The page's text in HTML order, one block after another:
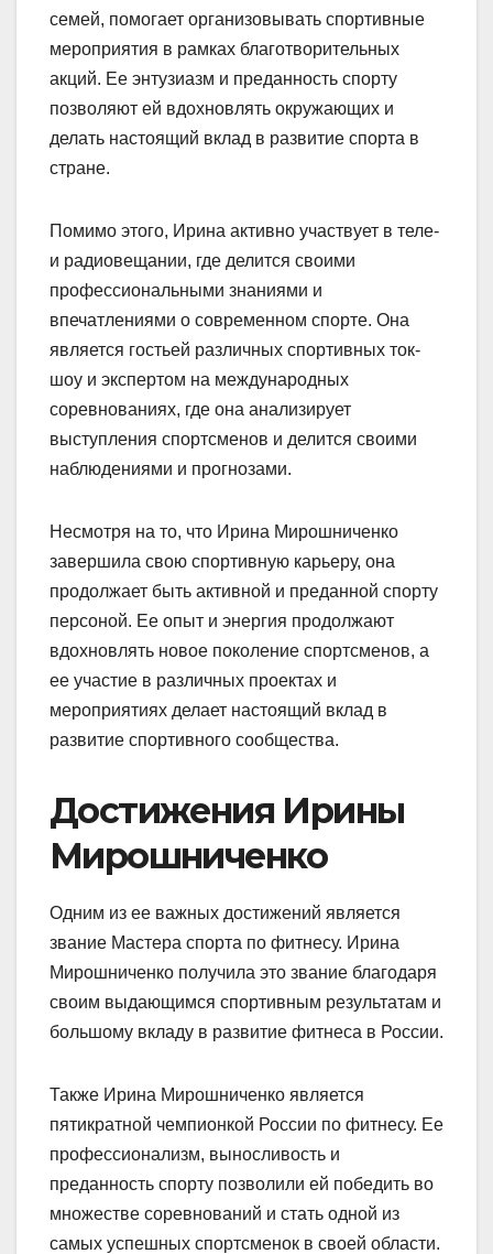
семей, помогает организовывать спортивные
мероприятия в рамках благотворительных
акций. Ее энтузиазм и преданность спорту
позволяют ей вдохновлять окружающих и
делать настоящий вклад в развитие спорта в
стране.
Помимо этого, Ирина активно участвует в теле-
и радиовещании, где делится своими
профессиональными знаниями и
впечатлениями о современном спорте. Она
является гостьей различных спортивных ток-
шоу и экспертом на международных
соревнованиях, где она анализирует
выступления спортсменов и делится своими
наблюдениями и прогнозами.
Несмотря на то, что Ирина Мирошниченко
завершила свою спортивную карьеру, она
продолжает быть активной и преданной спорту
персоной. Ее опыт и энергия продолжают
вдохновлять новое поколение спортсменов, а
ее участие в различных проектах и
мероприятиях делает настоящий вклад в
развитие спортивного сообщества.
Достижения Ирины
Мирошниченко
Одним из ее важных достижений является
звание Мастера спорта по фитнесу. Ирина
Мирошниченко получила это звание благодаря
своим выдающимся спортивным результатам и
большому вкладу в развитие фитнеса в России.
Также Ирина Мирошниченко является
пятикратной чемпионкой России по фитнесу. Ее
профессионализм, выносливость и
преданность спорту позволили ей победить во
множестве соревнований и стать одной из
самых успешных спортсменок в своей области.